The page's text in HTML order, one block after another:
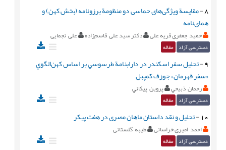
8
-مقایسة ویژگی‌های حماسی دو منظومة برزونامه (بخش کهن) و
همای‌نامه
حمید جعفری قریه علی دکتر سید علی قاسم‌زاده علی نجمایی
دسترسی آزاد مقاله
9
-تحليل سفر اسكندر در دارابنامة طرسوسي بر اساس كهن‌الگوي
«سفر قهرمان» جوزف كمپبل
رحمان ذبيحي پروين پيكاني
دسترسی آزاد مقاله
10
-تحلیل و نقد داستان ماهان مصری در هفت پیکر
احمد امیری خراسانی طیبه گلستانی
دسترسی آزاد مقاله